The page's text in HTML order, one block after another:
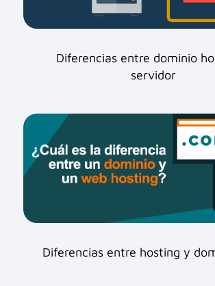
Diferencias entre dominio
servidor
Diferencias entre hosting y